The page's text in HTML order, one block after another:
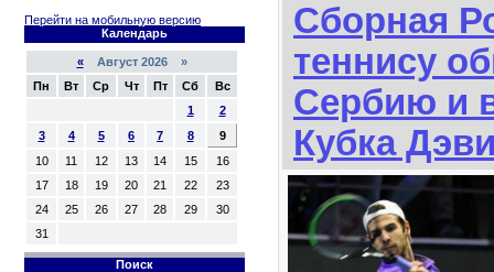
Перейти на мобильную версию
Календарь
«Август 2026 »
Пн
Вт Ср Чт Пт Сб
Вс
1
2
3
4 5 6 7 8
9
10
11 12 13 14 15
16
17
18 19 20 21 22
23
24
25 26 27 28 29
30
31
Поиск
Сборная
теннису
Сербию и
Кубка